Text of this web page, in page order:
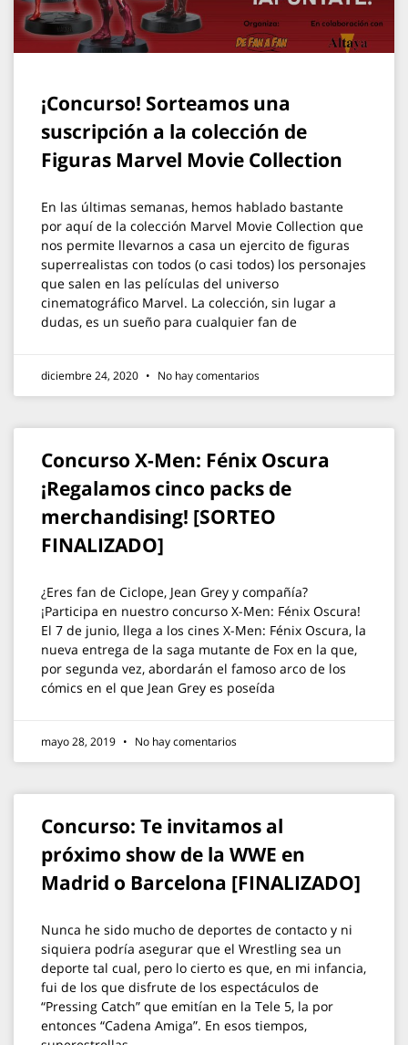
¡Concurso! Sorteamos una
suscripción a la colección de
Figuras Marvel Movie Collection
En las últimas semanas, hemos hablado bastante
por aquí de la colección Marvel Movie Collection que
nos permite llevarnos a casa un ejercito de figuras
superrealistas con todos (o casi todos) los personajes
que salen en las películas del universo
cinematográfico Marvel. La colección, sin lugar a
dudas, es un sueño para cualquier fan de
diciembre 24, 2020 No hay comentarios
Concurso X-Men: Fénix Oscura
¡Regalamos cinco packs de
merchandising! [SORTEO
FINALIZADO]
¿Eres fan de Ciclope, Jean Grey y compañía?
¡Participa en nuestro concurso X-Men: Fénix Oscura!
El 7 de junio, llega a los cines X-Men: Fénix Oscura, la
nueva entrega de la saga mutante de Fox en la que,
por segunda vez, abordarán el famoso arco de los
cómics en el que Jean Grey es poseída
mayo 28, 2019 No hay comentarios
Concurso: Te invitamos al
próximo show de la WWE en
Madrid o Barcelona [FINALIZADO]
Nunca he sido mucho de deportes de contacto y ni
siquiera podría asegurar que el Wrestling sea un
deporte tal cual, pero lo cierto es que, en mi infancia,
fui de los que disfrute de los espectáculos de
“Pressing Catch” que emitían en la Tele 5, la por
entonces “Cadena Amiga”. En esos tiempos,